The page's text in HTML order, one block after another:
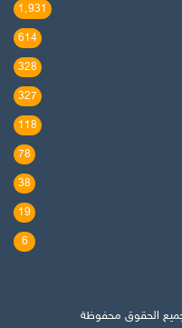
1٬931
614
328
327
118
78
38
19
6